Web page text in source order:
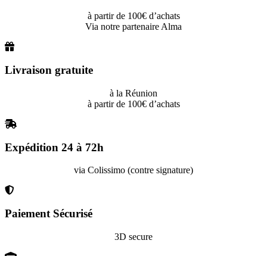
à partir de 100€ d’achats
Via notre partenaire Alma
Livraison gratuite
à la Réunion
à partir de 100€ d’achats
Expédition 24 à 72h
via Colissimo (contre signature)
Paiement Sécurisé
3D secure